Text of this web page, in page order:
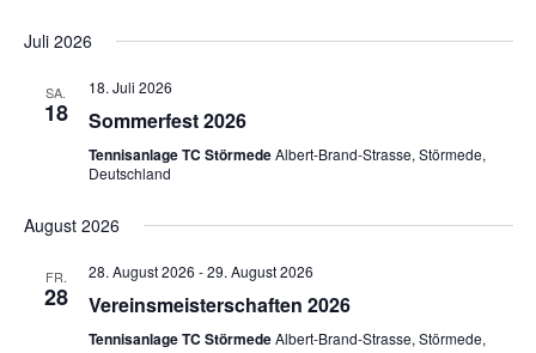
Juli 2026
SA.
18
18. Juli 2026
Sommerfest 2026
Tennisanlage TC StörmedeAlbert-Brand-Strasse, Störmede,
Deutschland
August 2026
FR.
28
28. August 2026 -29. August 2026
Vereinsmeisterschaften 2026
Tennisanlage TC StörmedeAlbert-Brand-Strasse, Störmede,